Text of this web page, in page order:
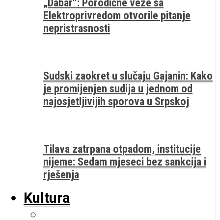
Elektroprivredom otvorile pitanje
nepristrasnosti
Sudski zaokret u slučaju Gajanin: Kako
je promijenjen sudija u jednom od
najosjetljivijih sporova u Srpskoj
Tilava zatrpana otpadom, institucije
nijeme: Sedam mjeseci bez sankcija i
rješenja
Kultura